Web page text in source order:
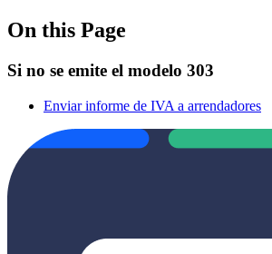
On this Page
Si no se emite el modelo 303
Enviar informe de IVA a arrendadores